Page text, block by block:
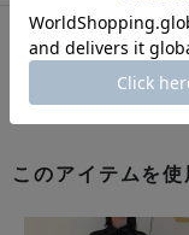
このアイテムを